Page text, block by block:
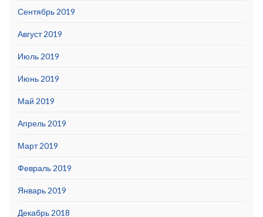
Сентябрь 2019
Август 2019
Июль 2019
Июнь 2019
Май 2019
Апрель 2019
Март 2019
Февраль 2019
Январь 2019
Декабрь 2018